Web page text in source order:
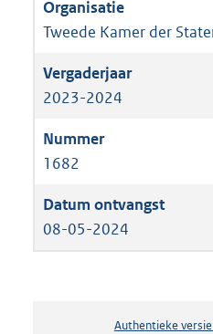
Tweede Kamer der
2023-2024
1682
08-05-2024
Authentieke versie